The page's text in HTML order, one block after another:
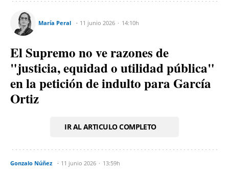
María Peral 11 junio 2026 14:10h
El Supremo no ve razones de
"justicia, equidad o utilidad pública"
en la petición de indulto para García
Ortiz
IR AL ARTICULO COMPLETO
Gonzalo Núñez 11 junio 2026 13:59h